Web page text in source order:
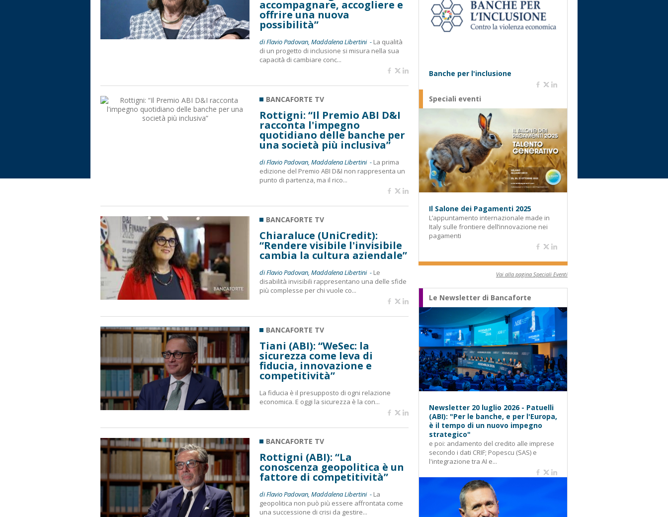
accompagnare, accogliere e
offrire una nuova
possibilità”
di Flavio Padovan, Maddalena Libertini - La qualità
di un progetto di inclusione si misura nella sua
capacità di cambiare conc...
BANCAFORTE TV
Rottigni: “Il Premio ABI D&I
racconta l'impegno
quotidiano delle banche per
una società più inclusiva”
di Flavio Padovan, Maddalena Libertini - La prima
edizione del Premio ABI D&I non rappresenta un
punto di partenza, ma il rico...
BANCAFORTE TV
Chiaraluce (UniCredit):
“Rendere visibile l'invisibile
cambia la cultura aziendale”
di Flavio Padovan, Maddalena Libertini - Le
disabilità invisibili rappresentano una delle sfide
più complesse per chi vuole co...
BANCAFORTE TV
Tiani (ABI): “WeSec: la
sicurezza come leva di
fiducia, innovazione e
competitività”
La fiducia è il presupposto di ogni relazione
economica. E oggi la sicurezza è la con...
BANCAFORTE TV
Rottigni (ABI): “La
conoscenza geopolitica è un
fattore di competitività”
di Flavio Padovan, Maddalena Libertini - La
geopolitica non può più essere affrontata come
una successione di crisi da gestire...
Banche per l'inclusione
Speciali eventi
Il Salone dei Pagamenti 2025
L’appuntamento internazionale made in
Italy sulle frontiere dell’innovazione nei
pagamenti
Vai alla pagina Speciali Eventi
Le Newsletter di Bancaforte
Newsletter 20 luglio 2026 - Patuelli
(ABI): "Per le banche, e per l'Europa,
è il tempo di un nuovo impegno
strategico"
e poi: andamento del credito alle imprese
secondo i dati CRIF; Popescu (SAS) e
l'integrazione tra AI e...